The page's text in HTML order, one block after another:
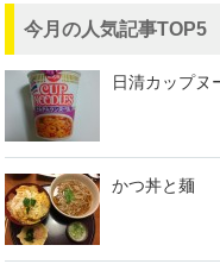
今月の人気記事TOP5
日清カップヌ
かつ丼と麺